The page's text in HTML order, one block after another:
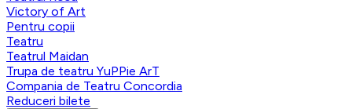
Victory of Art
Pentru copii
Teatru
Teatrul Maidan
Trupa de teatru YuPPie ArT
Compania de Teatru Concordia
Reduceri bilete